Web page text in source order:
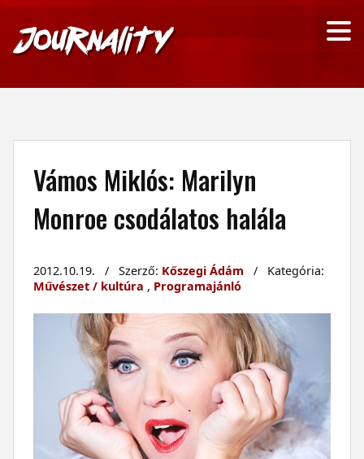
Vámos Miklós: Marilyn
Monroe csodálatos halála
2012.10.19. / Szerző: Kőszegi Ádám / Kategória:
Művészet / kultúra , Programajánló